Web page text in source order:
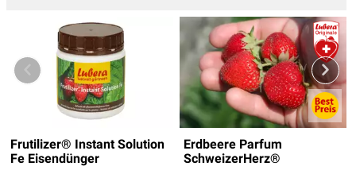
Frutilizer® Instant Solution
Fe Eisendünger
Erdbeere Parfum
SchweizerHerz®